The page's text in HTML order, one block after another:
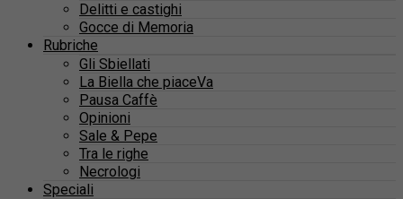
Delitti e castighi
Gocce di Memoria
Rubriche
Gli Sbiellati
La Biella che piaceVa
Pausa Caffè
Opinioni
Sale & Pepe
Tra le righe
Necrologi
Speciali